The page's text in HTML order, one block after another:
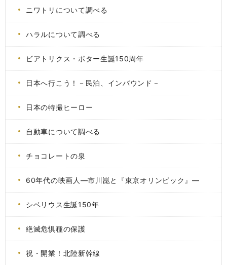
ニワトリについて調べる
ハラルについて調べる
ビアトリクス・ポター生誕150周年
日本へ行こう！－民泊、インバウンド－
日本の特撮ヒーロー
自動車について調べる
チョコレートの泉
60年代の映画人―市川崑と『東京オリンピック』―
シベリウス生誕150年
絶滅危惧種の保護
祝・開業！北陸新幹線